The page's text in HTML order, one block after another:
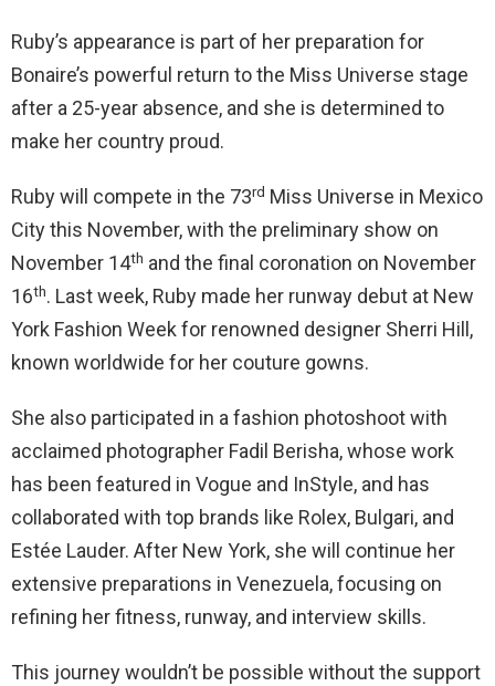
Ruby’s appearance is part of her preparation for
Bonaire’s powerful return to the Miss Universe stage
after a 25-year absence, and she is determined to
make her country proud.
Ruby will compete in the 73rd Miss Universe in Mexico
City this November, with the preliminary show on
November 14th and the final coronation on November
16th. Last week, Ruby made her runway debut at New
York Fashion Week for renowned designer Sherri Hill,
known worldwide for her couture gowns.
She also participated in a fashion photoshoot with
acclaimed photographer Fadil Berisha, whose work
has been featured in Vogue and InStyle, and has
collaborated with top brands like Rolex, Bulgari, and
Estée Lauder. After New York, she will continue her
extensive preparations in Venezuela, focusing on
refining her fitness, runway, and interview skills.
This journey wouldn’t be possible without the support